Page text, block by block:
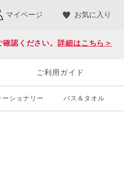
マイページ お気に入り
確認ください。詳細はこちら＞
ご利用ガイド
ーショナリー バス＆タオル